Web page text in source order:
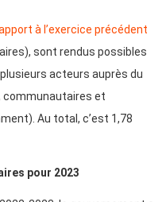
à l’exercice précédent
sont rendus possibles
acteurs auprès du
communautaires et
Au total, c’est 1,78
pour 2023